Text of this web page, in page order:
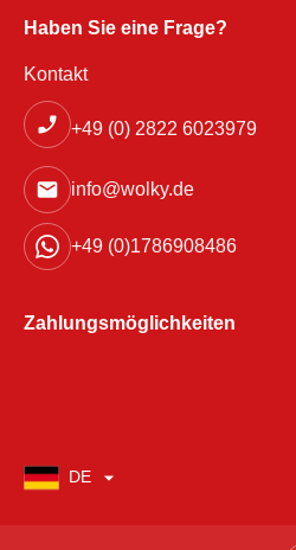
Haben Sie eine Frage?
Kontakt
+49 (0) 2822 6023979
info@wolky.de
+49 (0)1786908486
Zahlungsmöglichkeiten
DE